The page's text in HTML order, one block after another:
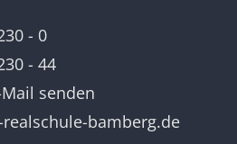
- 0
- 44
senden
bamberg.de